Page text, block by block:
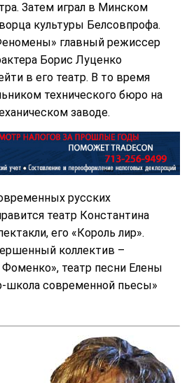
Затем играл в Минском
культуры Белсовпрофа.
главный режиссер
Борис Луценко
в его театр. В то время
технического бюро на
заводе.
русских
театр Константина
его «Король лир».
коллектив –
театр песни Елены
школа современной пьесы»